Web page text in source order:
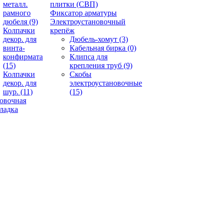
металл.
рамного
дюбеля (9)
Колпачки
декор. для
винта-
конфирмата
(15)
Колпачки
декор. для
шур. (11)
плитки (СВП)
Фиксатор арматуры
Электроустановочный
крепёж
Дюбель-хомут (3)
Кабельная бирка (0)
Клипса для
крепления труб (9)
Скобы
электроустановочные
(15)